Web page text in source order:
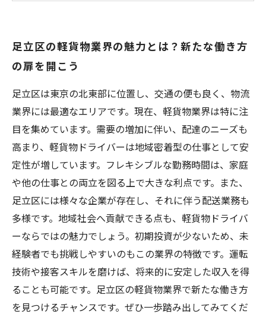
一歩
運転技術と顧客サービスでスキルアップ！成功
への道のり
足立区での軽貨物ドライバーの求人を探そう！
理想のライフスタイルを手に入れる！足立区の
軽貨物業界があなたを待っている
足立区の軽貨物業界の魅力とは？新たな働き方
の扉を開こう
足立区は東京の北東部に位置し、交通の便も良く、物流
業界には最適なエリアです。現在、軽貨物業界は特に注
目を集めています。需要の増加に伴い、配達のニーズも
高まり、軽貨物ドライバーは地域密着型の仕事として安
定性が増しています。フレキシブルな勤務時間は、家庭
や他の仕事との両立を図る上で大きな利点です。また、
足立区には様々な企業が存在し、それに伴う配送業務も
多様です。地域社会へ貢献できる点も、軽貨物ドライバ
ーならではの魅力でしょう。初期投資が少ないため、未
経験者でも挑戦しやすいのもこの業界の特徴です。運転
技術や接客スキルを磨けば、将来的に安定した収入を得
ることも可能です。足立区の軽貨物業界で新たな働き方
を見つけるチャンスです。ぜひ一歩踏み出してみてくだ